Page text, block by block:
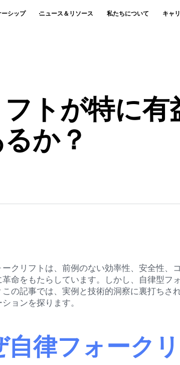
ーシップ ニュース＆リソース 私たちについて キャ
トが特に有
か？
ークリフトは、前例のない効率性、安全性、
革命をもたらしています。しかし、自律型
この記事では、実例と技術的洞察に裏打ちさ
ョンを探ります。
自律フォーク